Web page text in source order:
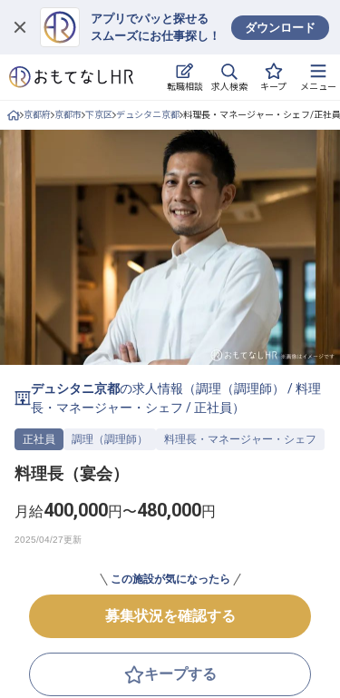
アプリでパッと探せる
スムーズにお仕事探し！
ダウンロード
転職相談 求人検索 キープ メニュー
ログイン
求人・施設を探す
就職・転職 合同説明会
おもてなしHRについて
ご利用の流れ
よくある質問
ホテル・宿泊業界情報コラム
無料 転職サポートに申し込む
採用をお考えの企業様へ
京都府 京都市 下京区 デュシタニ京都 料理長・マネージャー・シェフ/正社員
デュシタニ京都の求人情報（調理（調理師） /料理
長・マネージャー・シェフ /正社員 ）
正社員 調理（調理師） 料理長・マネージャー・シェフ
料理長（宴会）
月給400,000円〜480,000円
この施設が気になったら
募集状況を確認する
キープする